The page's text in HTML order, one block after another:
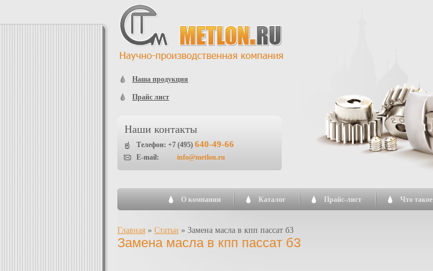
Наша продукция
Прайс лист
Наши контакты
Телефон: +7 (495) 640-49-66
E-mail: info@metlon.ru
О компании Каталог Прайс-лист Что
Главная » Статьи » Замена масла в кпп пассат б3
Замена масла в кпп пассат б3